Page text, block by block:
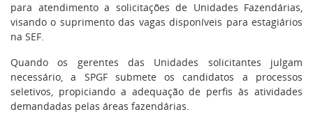
para atendimento a solicitações de Unidades Fazendárias,
visando o suprimento das vagas disponíveis para estagiários
na SEF.
Quando os gerentes das Unidades solicitantes julgam
necessário, a SPGF submete os candidatos a processos
seletivos, propiciando a adequação de perfis às atividades
demandadas pelas áreas fazendárias.